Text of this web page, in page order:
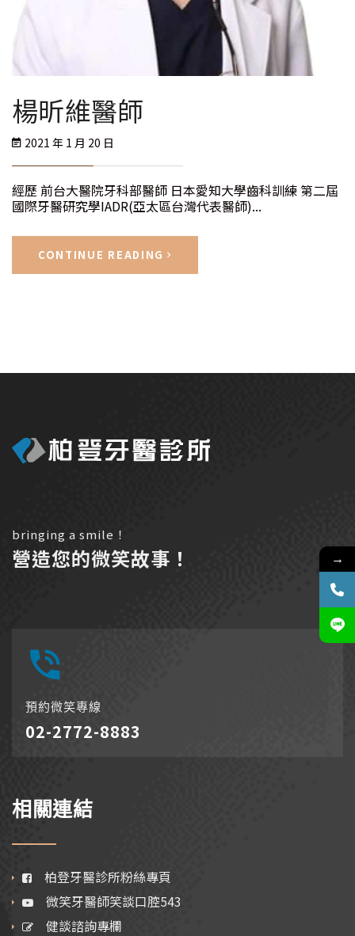
楊昕維醫師
2021 年 1 月 20 日
經歷 前台大醫院牙科部醫師 日本愛知大學齒科訓練 第二屆
國際牙醫研究學IADR(亞太區台灣代表醫師)...
CONTINUE READING
bringing a smile！
營造您的微笑故事！
預約微笑專線
02-2772-8883
相關連結
柏登牙醫診所粉絲專頁
微笑牙醫師笑談口腔543
健談諮詢專欄
→